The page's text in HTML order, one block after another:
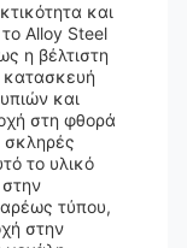
και
Alloy Steel
η βέλτιστη
κατασκευή
και
στη φθορά
σκληρές
το υλικό
τύπου,
στην